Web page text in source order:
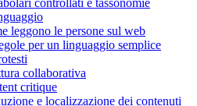
controllati e tassonomie
leggono le persone sul web
per un linguaggio semplice
collaborativa
critique
e localizzazione dei contenuti